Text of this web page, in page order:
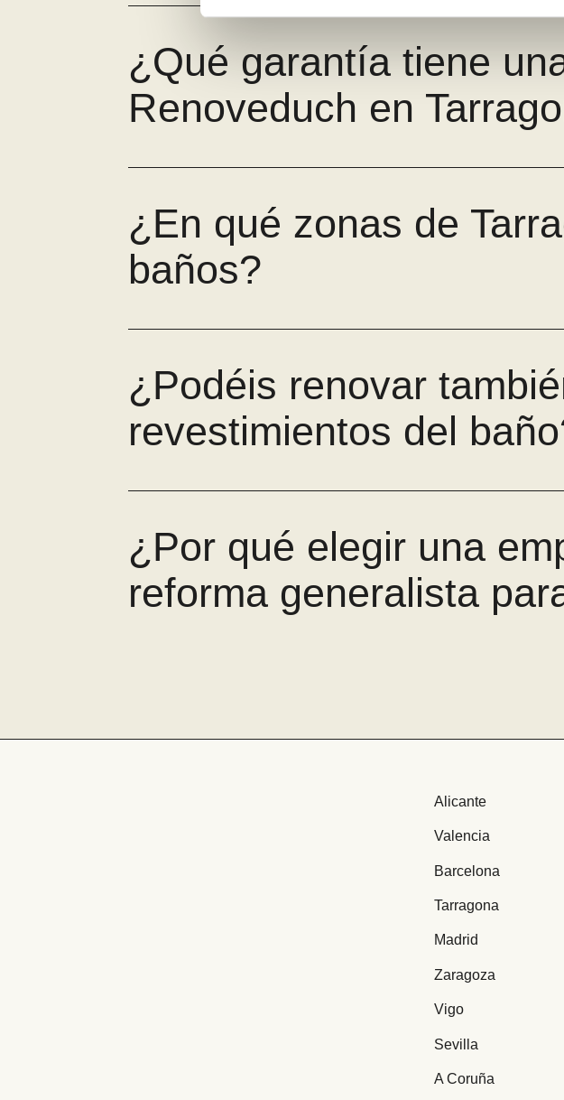
¿Qué garantía tiene
Renoveduch en
¿En qué zonas de
baños?
¿Podéis renovar
revestimientos del
¿Por qué elegir una
reforma generalista
Alicante
Valencia
Barcelona
Tarragona
Madrid
Zaragoza
Vigo
Sevilla
A Coruña